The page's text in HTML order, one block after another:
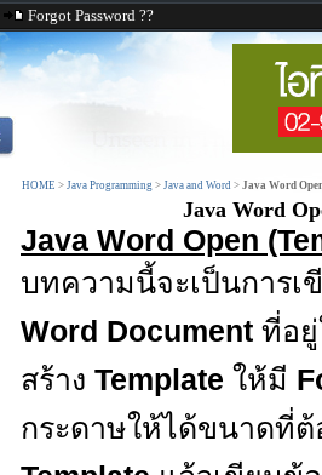
Forgot Password ??
HOME > Java Programming > Java and Word > Java Word
Java Word
Java Word Open
บทความนี้จะเป็นการ
Word Document ที่อ
สร้าง Template ให้มี
กระดาษให้ได้ขนาดที่ต้